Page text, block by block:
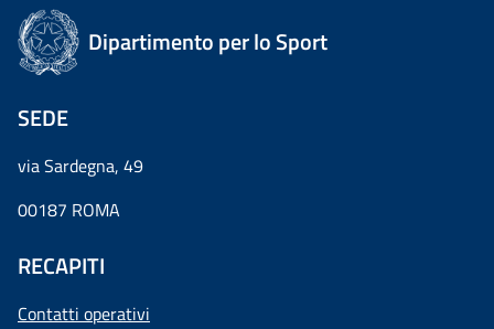
Dipartimento per lo Sport
SEDE
via Sardegna, 49
00187 ROMA
RECAPITI
Contatti operativi